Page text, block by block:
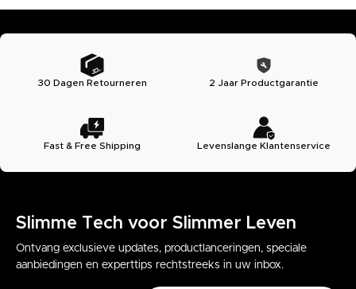
30 Dagen Retourneren 2 Jaar Productgarantie
Fast & Free Shipping Levenslange Klantenservice
Slimme Tech voor Slimmer Leven
Ontvang exclusieve updates, productlanceringen, speciale
aanbiedingen en experttips rechtstreeks in uw inbox.